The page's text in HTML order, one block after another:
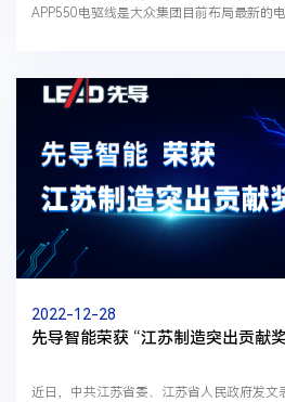
APP550电驱线是大众集团目前布局最新的
2022-12-28
先导智能荣获 “江苏制造突出贡献
近日，中共江苏省委、江苏省人民政府发文